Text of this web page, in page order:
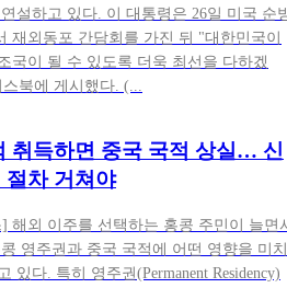
설하고 있다. 이 대통령은 26일 미국 순
재외동포 간담회를 가진 뒤 "대한민국이
국이 될 수 있도록 더욱 최선을 다하겠
북에 게시했다. (...
취득하면 중국 국적 상실… 신
절차 거쳐야
해외 이주를 선택하는 홍콩 주민이 늘면
영주권과 중국 국적에 어떤 영향을 미치
있다. 특히 영주권(Permanent Residency)